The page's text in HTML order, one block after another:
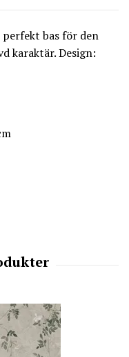
bas för den
karaktär. Design: